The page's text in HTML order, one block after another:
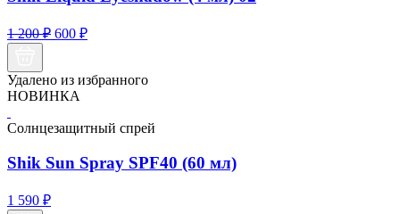
1 200₽ Первоначальная
1
200 ₽.
600 ₽Текущая
Удалено из избранного
НОВИНКА
Солнцезащитный спрей
Shik Sun Spray SPF40 (60 мл)
1 590 ₽